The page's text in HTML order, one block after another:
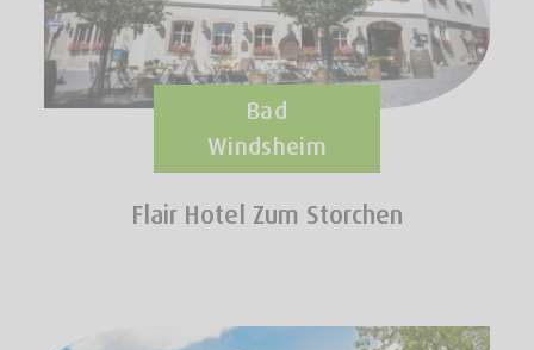
Bad
Windsheim
Flair Hotel Zum Storchen